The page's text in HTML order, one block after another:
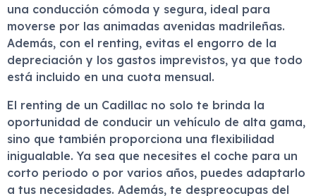
una conducción cómoda y segura, ideal para
moverse por las animadas avenidas madrileñas.
Además, con el renting, evitas el engorro de la
depreciación y los gastos imprevistos, ya que todo
está incluido en una cuota mensual.
El renting de un Cadillac no solo te brinda la
oportunidad de conducir un vehículo de alta gama,
sino que también proporciona una flexibilidad
inigualable. Ya sea que necesites el coche para un
corto periodo o por varios años, puedes adaptarlo
a tus necesidades. Además, te despreocupas del